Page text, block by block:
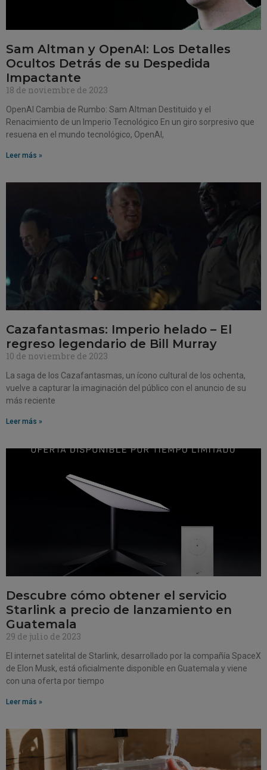
Sam Altman y OpenAI: Los Detalles
Ocultos Detrás de su Despedida
Impactante
18 de noviembre de 2023
OpenAI Cambia de Rumbo: Sam Altman Destituido y el
Renacimiento de un Imperio Tecnológico En un giro sorpresivo que
resuena en el mundo tecnológico, OpenAI,
Leer más »
Cazafantasmas: Imperio helado – El
regreso legendario de Bill Murray
10 de noviembre de 2023
La saga de los Cazafantasmas, un ícono cultural de los ochenta,
vuelve a capturar la imaginación del público con el anuncio de su
más reciente
Leer más »
Descubre cómo obtener el servicio
Starlink a precio de lanzamiento en
Guatemala
29 de julio de 2023
El internet satelital de Starlink, desarrollado por la compañía SpaceX
de Elon Musk, está oficialmente disponible en Guatemala y viene
con una oferta por tiempo
Leer más »